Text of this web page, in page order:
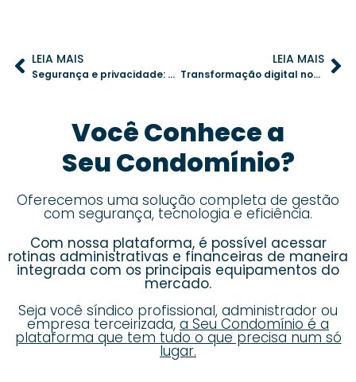
LEIA MAIS
Segurança e privacidade: como utilizar câmeras no condomínio sem desrespeitar regras
LEIA MAIS
Transformação digital nos condomínios: como a tecnologia pode otimizar a gestão
Você Conhece a
Seu Condomínio?
Oferecemos uma solução completa de gestão
com segurança, tecnologia e eficiência.
Com nossa plataforma, é possível acessar
rotinas administrativas e financeiras de maneira
integrada com os principais equipamentos do
mercado.
Seja você síndico profissional, administrador ou
empresa terceirizada, a Seu Condomínio é a
plataforma que tem tudo o que precisa num só
lugar.